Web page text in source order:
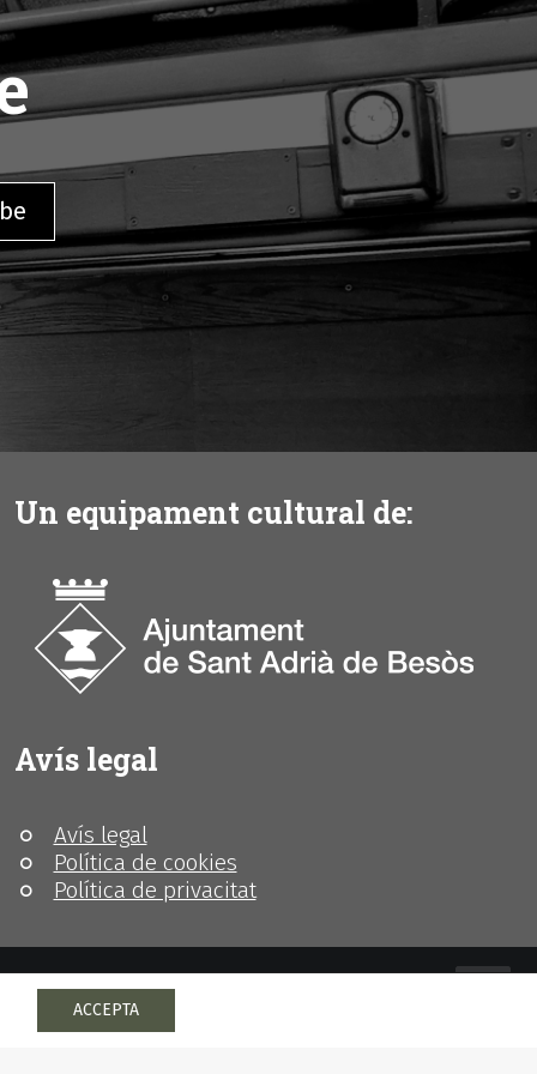
Un equipament cultural de:
Avís legal
Avís legal
Política de cookies
Política de privacitat
ACCEPTA